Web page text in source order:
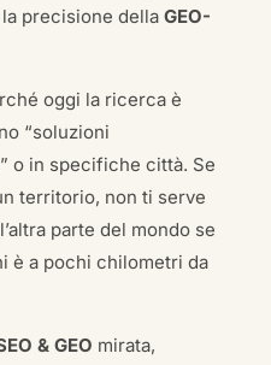
precisione della GEO-
oggi la ricerca è
“soluzioni
o in specifiche città. Se
territorio, non ti serve
parte del mondo se
è a pochi chilometri da
& GEO mirata,